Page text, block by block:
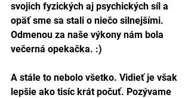
svojich fyzických aj psychických síl a
opäť sme sa stali o niečo silnejšími.
Odmenou za naše výkony nám bola
večerná opekačka. :)
A stále to nebolo všetko. Vidieť je však
lepšie ako tisíc krát počuť. Pozývame